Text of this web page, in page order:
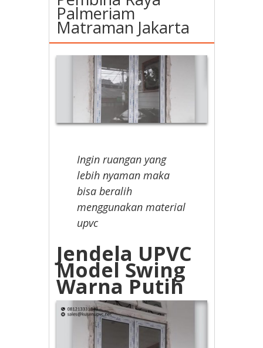
Palmeriam
Matraman Jakarta
Ingin ruangan yang
lebih nyaman maka
bisa beralih
menggunakan material
upvc
Jendela UPVC
Model Swing
Warna Putih